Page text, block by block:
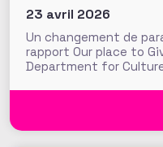
23 avril 2026
Un changement de
rapport Our place to
Department for
d’une nouvelle
philanthropie au